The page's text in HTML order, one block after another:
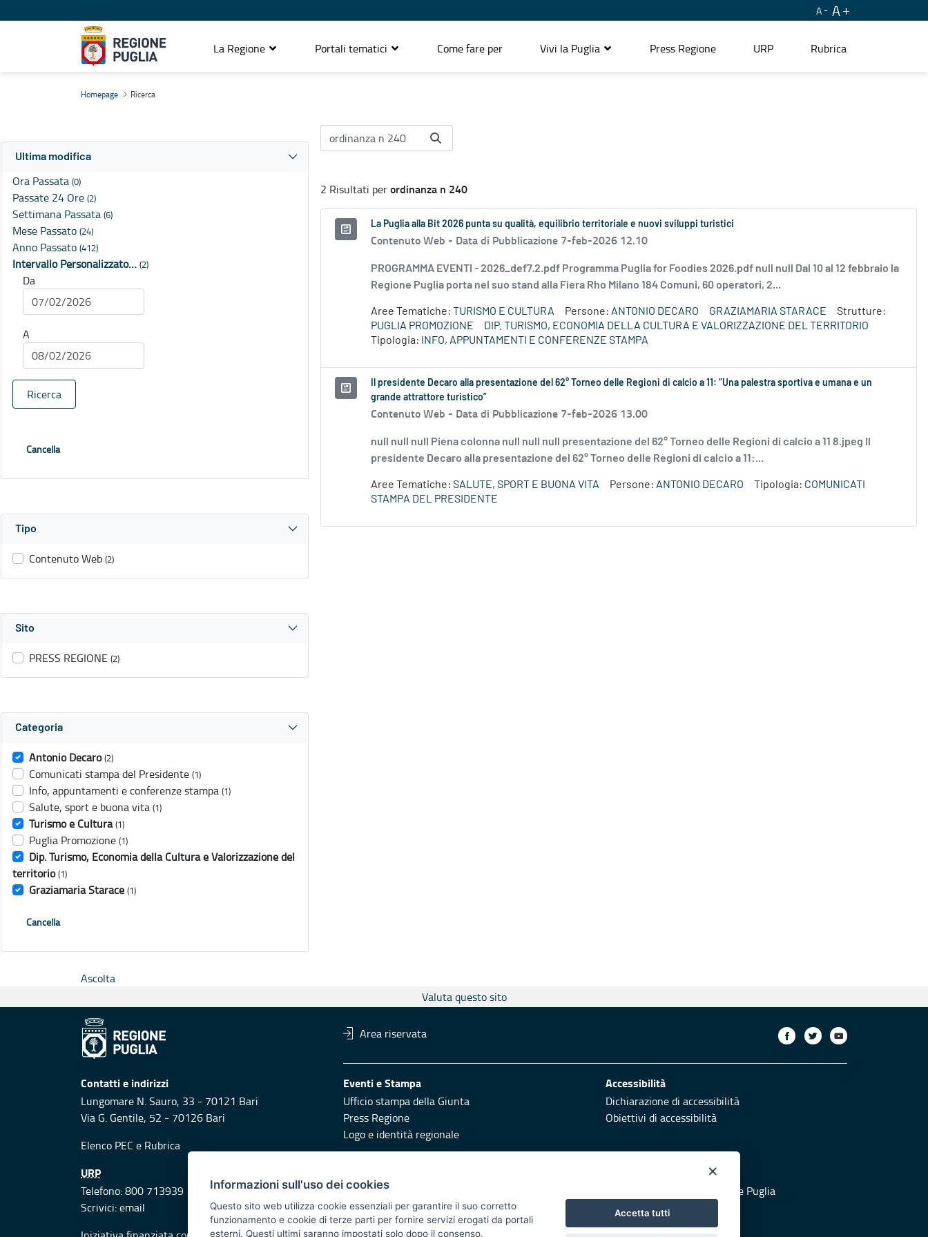
A A
La Regione Portali tematici Come fare per Vivi la Puglia Press Regione URP Rubrica
Homepage Ricerca
Ultima modifica
Ora Passata (0)
Passate 24 Ore (2)
Settimana Passata (6)
Mese Passato (24)
Anno Passato (412)
Intervallo Personalizzato… (2)
Da
A
Ricerca
Cancella
Tipo
Contenuto Web (2)
Sito
PRESS REGIONE (2)
Categoria
Antonio Decaro (2)
Comunicati stampa del Presidente (1)
Info, appuntamenti e conferenze stampa (1)
Salute, sport e buona vita (1)
Turismo e Cultura (1)
Puglia Promozione (1)
Dip. Turismo, Economia della Cultura e Valorizzazione del
territorio (1)
Graziamaria Starace (1)
Cancella
2 Risultati perordinanza n 240
La Puglia alla Bit 2026 punta su qualità, equilibrio territoriale e nuovi sviluppi turistici
Contenuto Web - Data di Pubblicazione 7-feb-2026 12.10
PROGRAMMA EVENTI - 2026_def7.2.pdf Programma Puglia for Foodies 2026.pdf null null Dal 10 al 12 febbraio la
Regione Puglia porta nel suo stand alla Fiera Rho Milano 184 Comuni, 60 operatori, 2...
Aree Tematiche: TURISMO E CULTURA Persone: ANTONIO DECARO GRAZIAMARIA STARACE
Strutture:
PUGLIA PROMOZIONE
DIP. TURISMO, ECONOMIA DELLA CULTURA E VALORIZZAZIONE DEL TERRITORIO
Tipologia:
INFO, APPUNTAMENTI E CONFERENZE STAMPA
Il presidente Decaro alla presentazione del 62° Torneo delle Regioni di calcio a 11: “Una palestra sportiva e umana e un
grande attrattore turistico”
Contenuto Web - Data di Pubblicazione 7-feb-2026 13.00
null null null Piena colonna null null null presentazione del 62° Torneo delle Regioni di calcio a 11 8.jpeg Il
presidente Decaro alla presentazione del 62° Torneo delle Regioni di calcio a 11:...
Aree Tematiche: SALUTE, SPORT E BUONA VITA Persone: ANTONIO DECARO Tipologia: COMUNICATI
STAMPA DEL PRESIDENTE
Ascolta
Valuta questo sito
Area riservata
Contatti e indirizzi
Lungomare N. Sauro, 33 - 70121 Bari
Via G. Gentile, 52 - 70126 Bari
Elenco PEC e Rubrica
Eventi e Stampa
Ufficio stampa della Giunta
Press Regione
Logo e identità regionale
Accessibilità
Dichiarazione di accessibilità
Obiettivi di accessibilità
URP
Telefono: 800 713939
Scrivici:email
Responsabili di pubblicazione Vai al sito di Protezione Civile Puglia
×
Informazioni sull'uso dei cookies
Questo sito web utilizza cookie essenziali per garantire il suo corretto
funzionamento e cookie di terze parti per fornire servizi erogati da portali
esterni. Questi ultimi saranno impostati solo dopo il consenso.
Accetta tutti